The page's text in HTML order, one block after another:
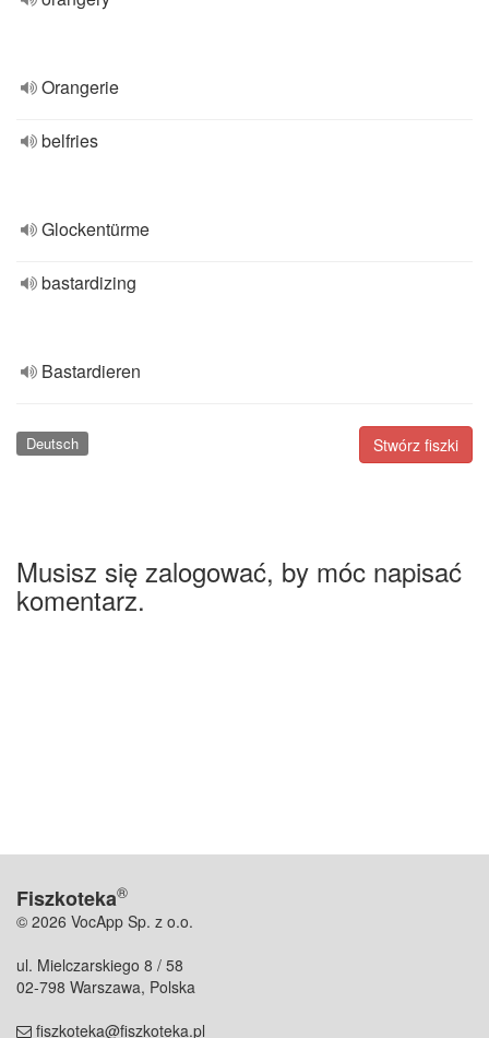
Orangerie
belfries
Glockentürme
bastardizing
Bastardieren
Stwórz fiszki
Deutsch
Musisz się zalogować, by móc napisać
komentarz.
Fiszkoteka®
© 2026 VocApp Sp. z o.o.
ul. Mielczarskiego 8 / 58
02-798 Warszawa, Polska
fiszkoteka@fiszkoteka.pl